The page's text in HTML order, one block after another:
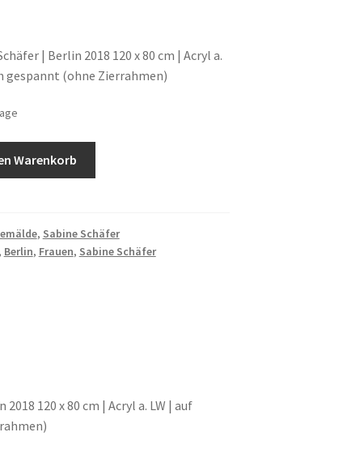
| Berlin 2018 120 x 80 cm | Acryl a.
gespannt (ohne Zierrahmen)
Warenkorb
, Sabine Schäfer
Berlin, Frauen, Sabine Schäfer
120 x 80 cm | Acryl a. LW | auf